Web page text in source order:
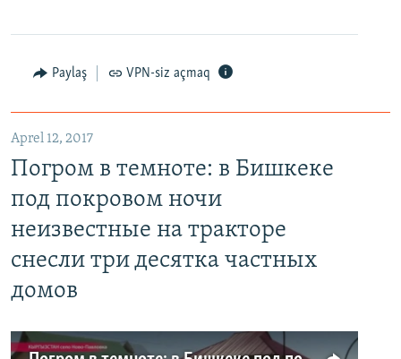
Paylaş VPN-siz açmaq
Aprel 12, 2017
Погром в темноте: в Бишкеке
под покровом ночи
неизвестные на тракторе
снесли три десятка частных
домов